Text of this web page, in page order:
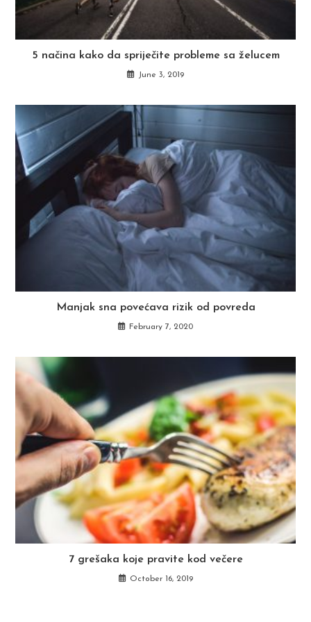
5 načina kako da spriječite probleme sa želucem
June 3, 2019
Manjak sna povećava rizik od povreda
February 7, 2020
7 grešaka koje pravite kod večere
October 16, 2019